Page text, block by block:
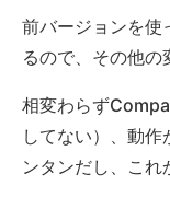
前バージョンを使
るので、その他の
相変わらず
してない）、動
ンタンだし、これ